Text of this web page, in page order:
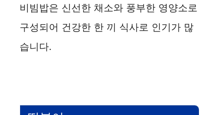
비빔밥은 신선한 채소와 풍부한 영양소로
구성되어 건강한 한 끼 식사로 인기가 많
습니다.